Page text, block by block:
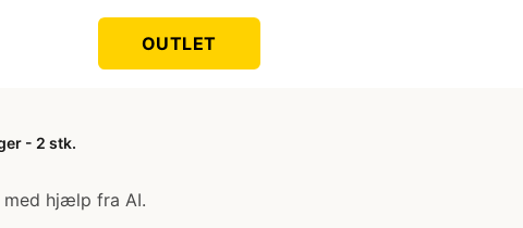
OUTLET
- 2 stk.
hjælp fra AI.